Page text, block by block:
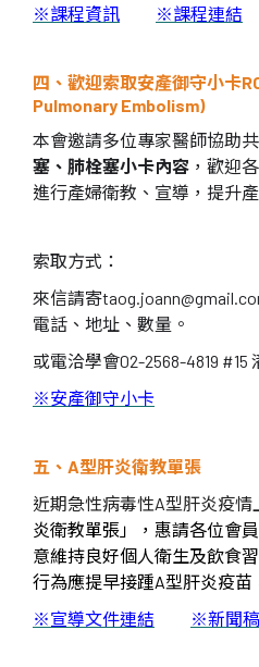
※課程資訊 ※課程連結
四、歡迎索取安產御守小卡
Pulmonary Embolism)
本會邀請多位專家醫師協助
塞、肺栓塞小卡內容 ，歡迎
進行產婦衛教、宣導，提升
索取方式：
來信請寄
電話、地址、數量。
或電洽學會02-2568-4819 #15
※安產御守小卡
五、 A型肝炎衛教單張
近期急性病毒性A型肝炎疫情
炎衛教單張 」，惠請各位會
意維持良好個人衛生及飲食
行為應提早接踵A型肝炎疫苗
※宣導文件連結
※新聞稿